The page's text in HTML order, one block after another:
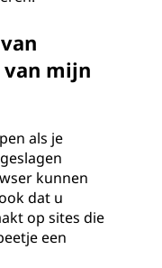
mijn
als je
kunnen
dat u
op sites die
een